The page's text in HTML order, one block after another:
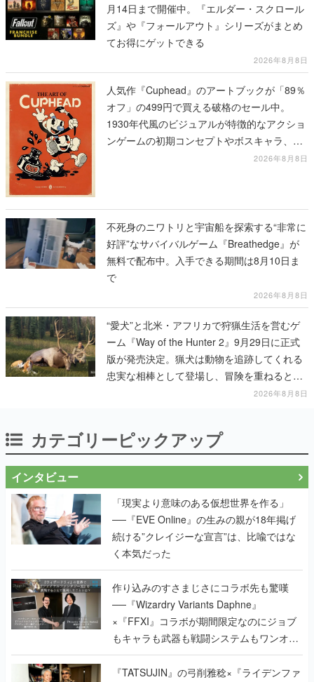
月14日まで開催中。『エルダー・スクロール
ズ』や『フォールアウト』シリーズがまとめ
てお得にゲットできる
2026年8月8日
人気作『Cuphead』のアートブックが「89％
オフ」の499円で買える破格のセール中。
1930年代風のビジュアルが特徴的なアクショ
ンゲームの初期コンセプトやボスキャラ、ス
2026年8月8日
不死身のニワトリと宇宙船を探索する“非常に
好評”なサバイバルゲーム『Breathedge』が
無料で配布中。入手できる期間は8月10日ま
で
2026年8月8日
“愛犬”と北米・アフリカで狩猟生活を営むゲ
ーム『Way of the Hunter 2』9月29日に正式
版が発売決定。猟犬は動物を追跡してくれる
忠実な相棒として登場し、冒険を重ねると成
2026年8月8日
カテゴリーピックアップ
インタビュー
「現実より意味のある仮想世界を作る」
──『EVE Online』の生みの親が18年掲げ
続ける”クレイジーな宣言”は、比喩ではな
く本気だった
作り込みのすさまじさにコラボ先も驚嘆
──『Wizardry Variants Daphne』
×『FFXI』コラボが期間限定なのにジョブ
もキャラも武器も戦闘システムもワンオフ
で作り込まれた理由を両ディレクターに聞
く
『TATSUJIN』の弓削雅稔×『ライデンファ